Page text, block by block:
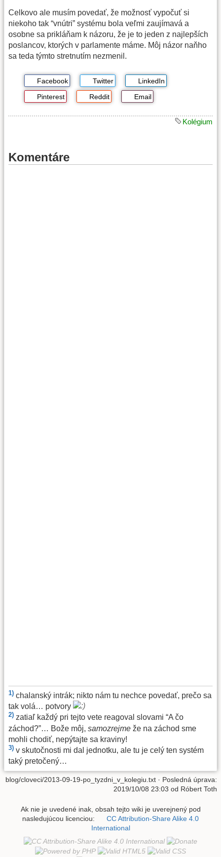
Celkovo ale musím povedať, že možnosť vypočuť si
niekoho tak “vnútri” systému bola veľmi zaujímavá a
osobne sa prikláňam k názoru, že je to jeden z najlepších
poslancov, ktorých v parlamente máme. Môj názor naňho
sa teda týmto stretnutím nezmenil.
Facebook Twitter
LinkedIn
Pinterest
Reddit Email
Kolégium
Komentáre
1) chalanský intrák; nikto nám tu nechce povedať, prečo sa
tak volá… potvory
2) zatiaľ každý pri tejto vete reagoval slovami “A čo
záchod?”… Bože môj, samozrejme že na záchod sme
mohli chodiť, nepýtajte sa kraviny!
3) v skutočnosti mi dal jednotku, ale tu je celý ten systém
taký pretočený…
blog/cloveci/2013-09-19-po_tyzdni_v_kolegiu.txt · Posledná úprava:
2019/10/08 23:03 od Róbert Toth
Ak nie je uvedené inak, obsah tejto wiki je uverejnený pod
nasledujúcou licenciou:
CC Attribution-Share Alike 4.0
International